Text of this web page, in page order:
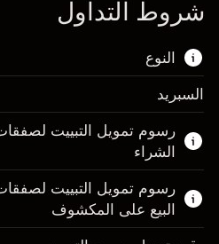
شروط التداول
النوع
هذا السوق المالي متاح
الفروقات.
اعرف المزيد عن:
عقود الفروقات
السبريد
رسوم تمويل التبييت
الشراء
رسوم تمويل التبييت
البيع على المكشوف